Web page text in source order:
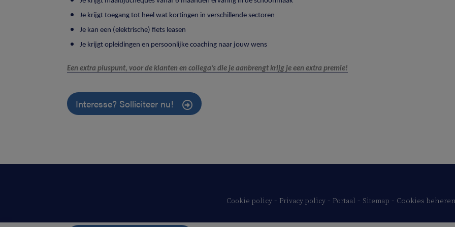
Je krijgt toegang tot heel wat kortingen in verschillende sectoren
Je kan een (elektrische) fiets leasen
Je krijgt opleidingen en persoonlijke coaching naar jouw wens
Een extra pluspunt, voor de klanten en collega’s die je aanbrengt krijg je een extra premie!
Interesse? Solliciteer nu!
Cookie policy - Privacy policy - Portaal - Sitemap - Cookies